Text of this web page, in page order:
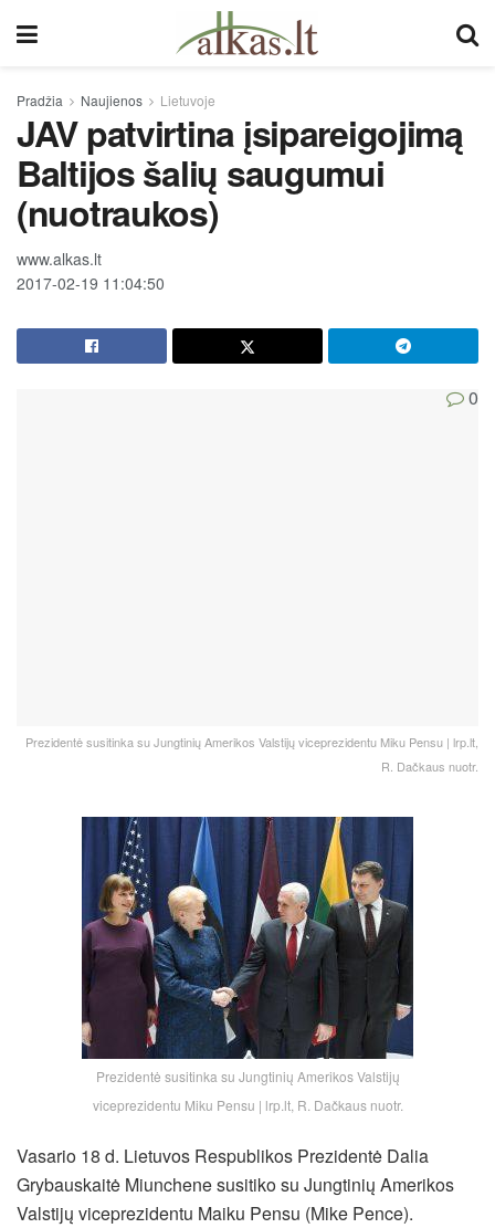
Pradžia Naujienos Lietuvoje
JAV patvirtina įsipareigojimą
Baltijos šalių saugumui
(nuotraukos)
www.alkas.lt
2017-02-19 11:04:50
0
Prezidentė susitinka su Jungtinių Amerikos Valstijų viceprezidentu Miku Pensu | lrp.lt,
R. Dačkaus nuotr.
Prezidentė susitinka su Jungtinių Amerikos Valstijų
viceprezidentu Miku Pensu | lrp.lt, R. Dačkaus nuotr.
Vasario 18 d. Lietuvos Respublikos Prezidentė Dalia
Grybauskaitė Miunchene susitiko su Jungtinių Amerikos
Valstijų viceprezidentu Maiku Pensu (Mike Pence).